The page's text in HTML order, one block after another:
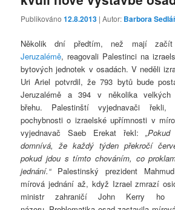
Publikováno12.8.2013 | Autor: Barbora
Několik dní předtím, než mají začít
Jeruzalémě, reagovali Palestinci na
bytových jednotek v osadách. V neděli
Uri Ariel potvrdil, že 793 bytů bude
Jeruzalémě a 394 v několika velkých
břehu. Palestinští vyjednavači
pochybnosti o izraelské upřímnosti v
vyjednavač Saeb Erekat řekl:
domnívá, že každý týden překročí
pokud jdou s tímto chováním, co
jednání.“ Palestinský prezident
mírová jednání až, když Izrael zmrazí
ministr zahraničí John Kerry ho